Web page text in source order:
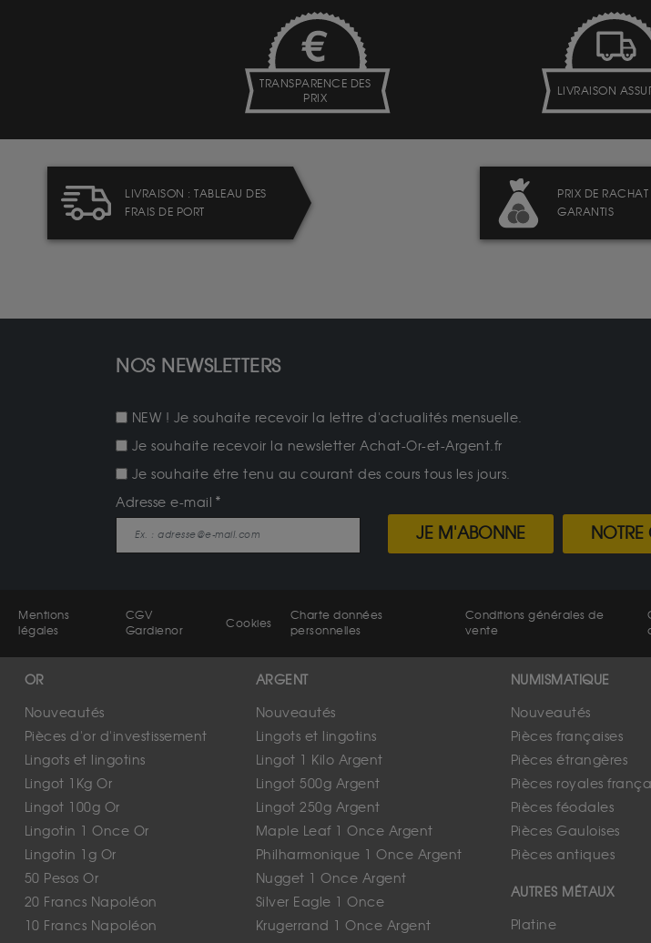
TRANSPARENCE DES
PRIX
LIVRAISON
LIVRAISON : TABLEAU DES
FRAIS DE PORT
PRIX DE
GARANTIS
NOS NEWSLETTERS
NEW ! Je souhaite recevoir la lettre d'actualités mensuelle.
Je souhaite recevoir la newsletter Achat-Or-et-Argent.fr
Je souhaite être tenu au courant des cours tous les jours.
Adresse e-mail
JE M'ABONNE
Mentions
légales
CGV
Gardienor
Cookies
Charte données
personnelles
Conditions générales de
vente
OR
Nouveautés
Pièces d'or d'investissement
Lingots et lingotins
Lingot 1Kg Or
Lingot 100g Or
Lingotin 1 Once Or
Lingotin 1g Or
50 Pesos Or
20 Francs Napoléon
10 Francs Napoléon
ARGENT
Nouveautés
Lingots et lingotins
Lingot 1 Kilo Argent
Lingot 500g Argent
Lingot 250g Argent
Maple Leaf 1 Once Argent
Philharmonique 1 Once Argent
Nugget 1 Once Argent
Silver Eagle 1 Once
Krugerrand 1 Once Argent
NUMISMATIQUE
Nouveautés
Pièces françaises
Pièces étrangères
Pièces royales
Pièces féodales
Pièces Gauloises
Pièces antiques
AUTRES MÉTAUX
Platine